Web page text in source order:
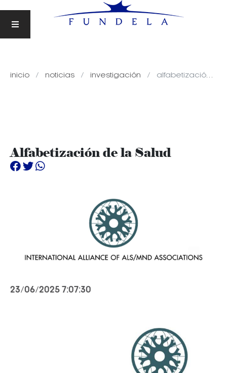
inicio noticias investigación alfabetización de la salud
Alfabetización de la Salud
23/06/2025 7:07:30